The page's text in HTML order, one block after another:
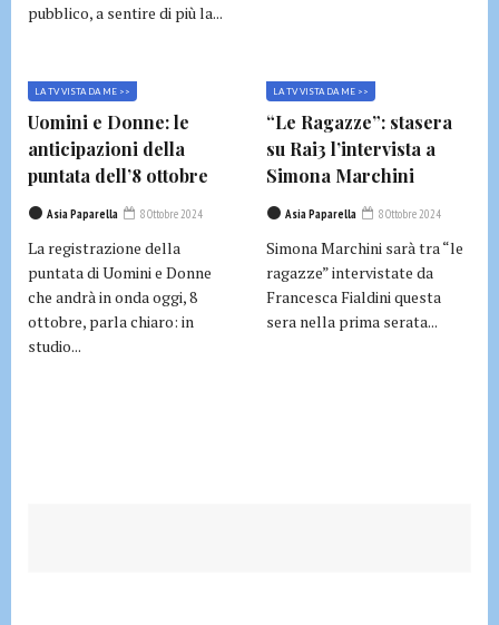
pubblico, a sentire di più la...
LA TV VISTA DA ME >>
Uomini e Donne: le
anticipazioni della
puntata dell’8 ottobre
Asia Paparella 8 Ottobre 2024
La registrazione della
puntata di Uomini e Donne
che andrà in onda oggi, 8
ottobre, parla chiaro: in
studio...
LA TV VISTA DA ME >>
“Le Ragazze”: stasera
su Rai3 l’intervista a
Simona Marchini
Asia Paparella 8 Ottobre 2024
Simona Marchini sarà tra “le
ragazze” intervistate da
Francesca Fialdini questa
sera nella prima serata...